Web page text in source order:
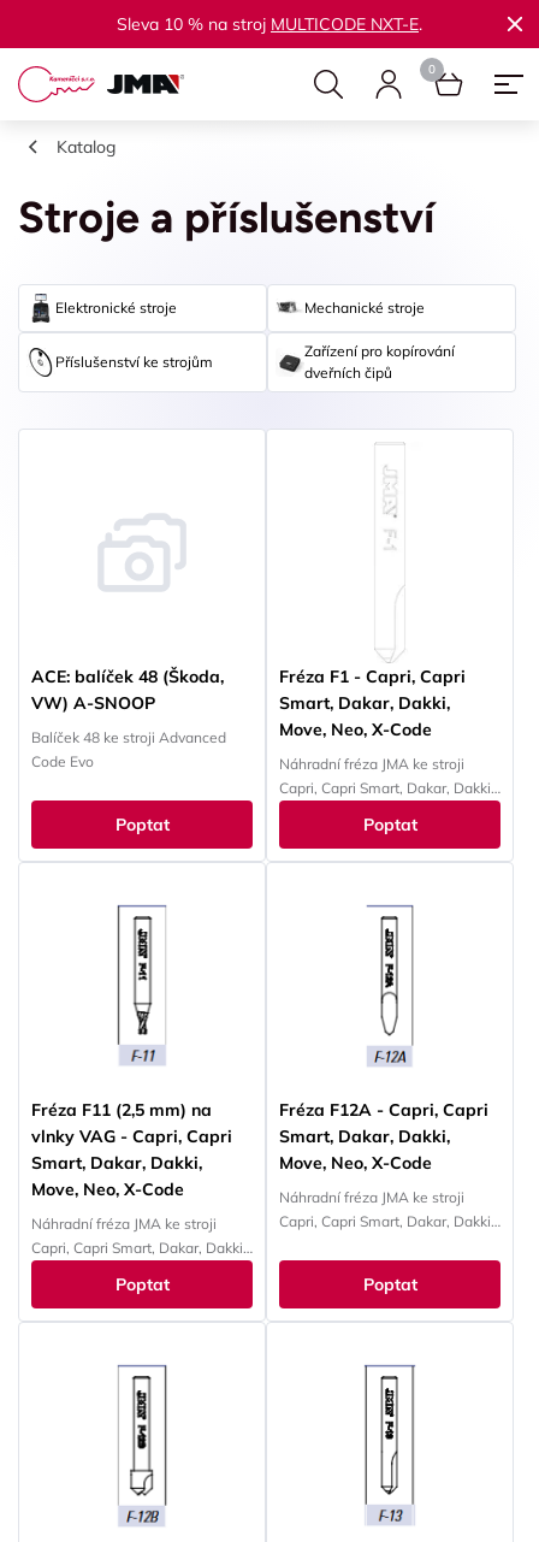
Sleva 10 % na stroj MULTICODE NXT-E.
Katalog
Stroje a příslušenství
Elektronické stroje Mechanické stroje
Příslušenství ke strojům
Zařízení pro kopírování
dveřních čipů
ACE: balíček 48 (Škoda,
VW) A-SNOOP
Balíček 48 ke stroji Advanced
Code Evo
Poptat
Fréza F1 - Capri, Capri
Smart, Dakar, Dakki,
Move, Neo, X-Code
Náhradní fréza JMA ke stroji
Capri, Capri Smart, Dakar, Dakki,
Poptat
Fréza F11 (2,5 mm) na
vlnky VAG - Capri, Capri
Smart, Dakar, Dakki,
Move, Neo, X-Code
Náhradní fréza JMA ke stroji
Capri, Capri Smart, Dakar, Dakki,
Poptat
Fréza F12A - Capri, Capri
Smart, Dakar, Dakki,
Move, Neo, X-Code
Náhradní fréza JMA ke stroji
Capri, Capri Smart, Dakar, Dakki,
Poptat